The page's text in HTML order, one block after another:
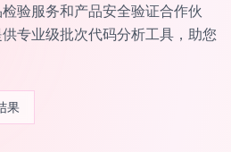
验服务和产品安全验证合作伙
专业级批次代码分析工具，助您
果